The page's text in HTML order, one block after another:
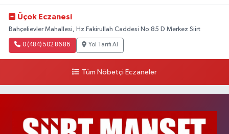
Üçok Eczanesi
Bahçelievler Mahallesi, Hz.Fakirullah Caddesi No:85 D Merkez Siirt
0 (484) 502 86 86 Yol Tarifi Al
Tüm Nöbetçi Eczaneler